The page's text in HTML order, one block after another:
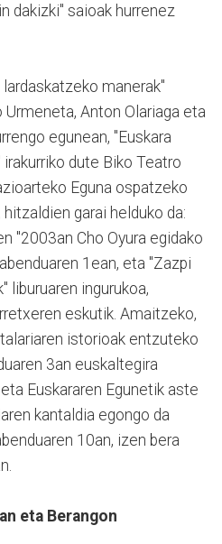
dakizki" saioak hurrenez
manerak"
Anton Olariaga eta
egunean, "Euskara
dute Biko Teatro
Eguna ospatzeko
garai helduko da:
"2003an Cho Oyura egidako
1ean, eta "Zazpi
liburuaren ingurukoa,
eskutik. Amaitzeko,
istorioak entzuteko
3an euskaltegira
Euskararen Egunetik aste
kantaldia egongo da
10an, izen bera
eta Berangon